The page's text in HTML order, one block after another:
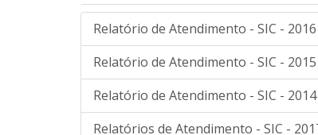
Relatório de Atendimento - SIC - 2016
Relatório de Atendimento - SIC - 2015
Relatório de Atendimento - SIC - 2014
Relatórios de Atendimento - SIC -